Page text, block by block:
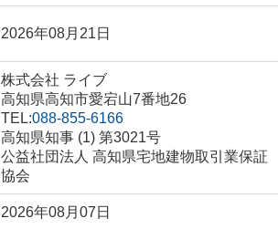
2026年08月21日
株式会社 ライブ
高知県高知市愛宕山7番地26
TEL:088-855-6166
高知県知事 (1) 第3021号
公益社団法人 高知県宅地建物取引業保証
協会
2026年08月07日